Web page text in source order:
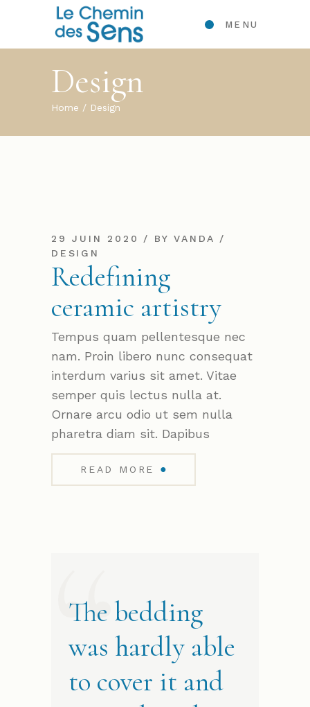
MENU
Design
Home Design
29 JUIN 2020 BY VANDA
DESIGN
Redefining
ceramic artistry
Tempus quam pellentesque nec
nam. Proin libero nunc consequat
interdum varius sit amet. Vitae
semper quis lectus nulla at.
Ornare arcu odio ut sem nulla
pharetra diam sit. Dapibus
READ MORE ●
The bedding
was hardly able
to cover it and